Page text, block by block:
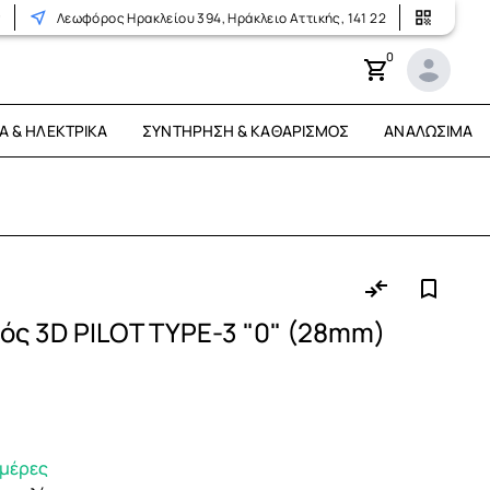
Λεωφόρος Ηρακλείου 394, Ηράκλειο Αττικής, 141 22
0
& ΗΛΕΚΤΡΙΚΆ ΣΥΝΤΉΡΗΣΗ & ΚΑΘΑΡΙΣΜΌΣ ΑΝΑΛΏΣΙΜΑ
3D PILOT TYPE-3 "0" (28mm)